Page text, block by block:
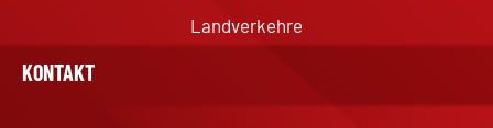
Landverkehre
KONTAKT